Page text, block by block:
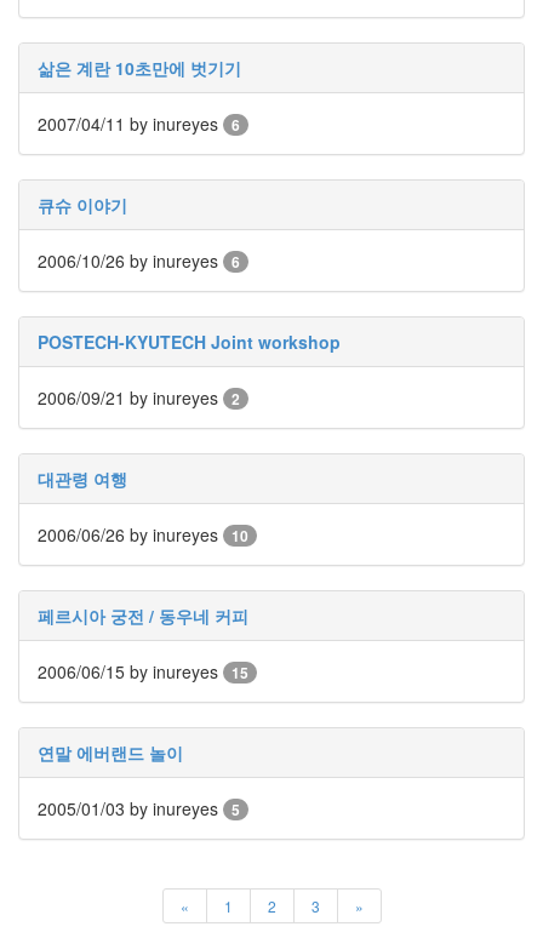
삶은 계란 10초만에 벗기기
2007/04/11 by inureyes 6
큐슈 이야기
2006/10/26 by inureyes 6
POSTECH-KYUTECH Joint workshop
2006/09/21 by inureyes 2
대관령 여행
2006/06/26 by inureyes 10
페르시아 궁전 / 동우네 커피
2006/06/15 by inureyes 15
연말 에버랜드 놀이
2005/01/03 by inureyes 5
« 1 2 3 »
지
계
획
(1)
CODE
keyboard
MX
미
디
어
계,
변
화,
뉴
기
술,
세
상,
속
관
심
감
사
블
로